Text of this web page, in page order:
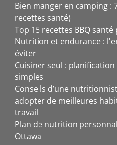
Bien manger en camping :
recettes santé)
Top 15 recettes BBQ santé
Nutrition et endurance :
éviter
Cuisiner seul :
simples
Conseils d’une
adopter de meilleures
travail
Plan de nutrition
Ottawa